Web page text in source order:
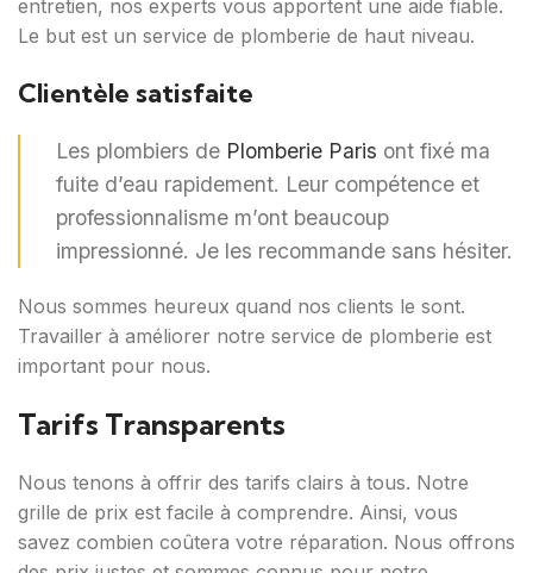
entretien, nos experts vous apportent une aide fiable.
Le but est un service de plomberie de haut niveau.
Clientèle satisfaite
Les plombiers de Plomberie Paris ont fixé ma
fuite d’eau rapidement. Leur compétence et
professionnalisme m’ont beaucoup
impressionné. Je les recommande sans hésiter.
Nous sommes heureux quand nos clients le sont.
Travailler à améliorer notre service de plomberie est
important pour nous.
Tarifs Transparents
Nous tenons à offrir des tarifs clairs à tous. Notre
grille de prix est facile à comprendre. Ainsi, vous
savez combien coûtera votre réparation. Nous offrons